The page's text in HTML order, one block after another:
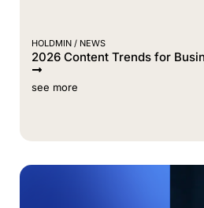
HOLDMIN / NEWS
2026 Content Trends for
see more